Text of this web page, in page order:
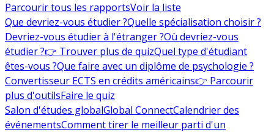
Parcourir tous les rapportsVoir la liste
Que devriez-vous étudier ?Quelle spécialisation choisir ?
Devriez-vous étudier à l'étranger ?Où devriez-vous
étudier ?👉 Trouver plus de quizQuel type d'étudiant
êtes-vous ?Que faire avec un diplôme de psychologie ?
Convertisseur ECTS en crédits américains👉 Parcourir
plus d'outilsFaire le quiz
Salon d'études globalGlobal ConnectCalendrier des
événementsComment tirer le meilleur parti d'un